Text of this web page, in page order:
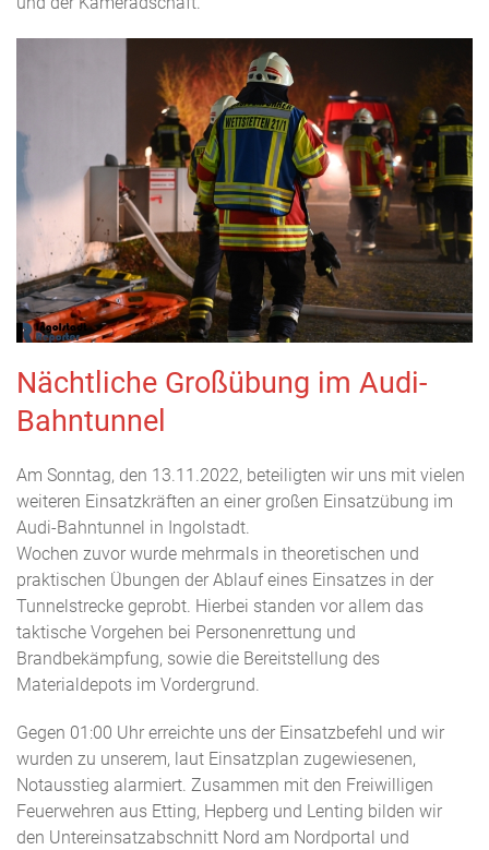
Nächtliche Großübung im Audi-
Bahntunnel
Am Sonntag, den 13.11.2022, beteiligten wir uns mit vielen
weiteren Einsatzkräften an einer großen Einsatzübung im
Audi-Bahntunnel in Ingolstadt.
Wochen zuvor wurde mehrmals in theoretischen und
praktischen Übungen der Ablauf eines Einsatzes in der
Tunnelstrecke geprobt. Hierbei standen vor allem das
taktische Vorgehen bei Personenrettung und
Brandbekämpfung, sowie die Bereitstellung des
Materialdepots im Vordergrund.
Gegen 01:00 Uhr erreichte uns der Einsatzbefehl und wir
wurden zu unserem, laut Einsatzplan zugewiesenen,
Notausstieg alarmiert. Zusammen mit den Freiwilligen
Feuerwehren aus Etting, Hepberg und Lenting bilden wir
den Untereinsatzabschnitt Nord am Nordportal und